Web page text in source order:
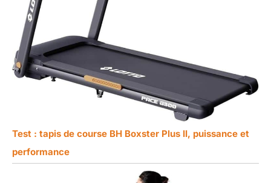
Test : tapis de course BH Boxster Plus II, puissance et
performance